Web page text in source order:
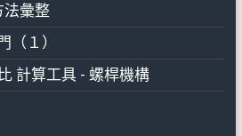
法彙整
（１）
計算工具 - 螺桿機構